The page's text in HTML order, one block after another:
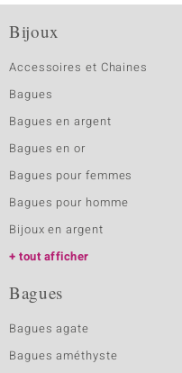
Bijoux
Accessoires et Chaines
Bagues
Bagues en argent
Bagues en or
Bagues pour femmes
Bagues pour homme
Bijoux en argent
tout afficher
Bagues
Bagues agate
Bagues améthyste